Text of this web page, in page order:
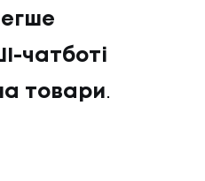
чатботі
товари.